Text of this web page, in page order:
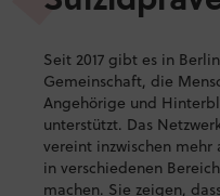
Seit 2017 gibt es in
Gemeinschaft, die
Angehörige und
unterstützt. Das
vereint inzwischen
in verschiedenen
machen. Sie zeigen,